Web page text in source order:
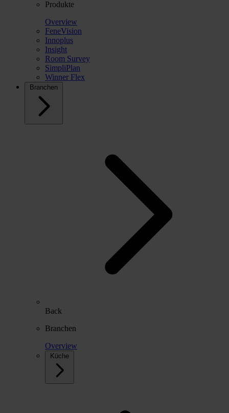
Produkte
Overview
FeneVision
Innoplus
Insight
Room Survey
SimpliPlan
Winner Flex
Branchen
Back
Branchen
Overview
Küche